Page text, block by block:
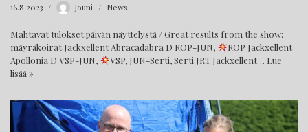
16.8.2023 Jouni News
Mahtavat tulokset päivän näyttelystä / Great results from the show:
mäyräkoirat Jackxellent Abracadabra D ROP-JUN,
ROP Jackxellent
Apollonia D VSP-JUN,
VSP, JUN-Serti, Serti JRT Jackxellent… Lue
lisää »